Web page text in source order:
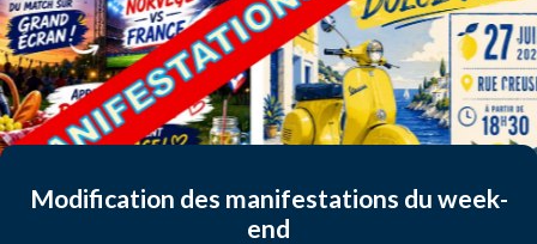
Modification des manifestations du week-
end